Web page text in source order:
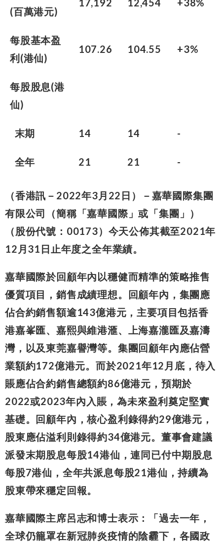
(百萬港元)
17,192 12,454 +38%
每股基本盈
利(港仙)
107.26 104.55 +3%
每股股息(港
仙)
末期 14 14 -
全年 21 21 -
（香港訊－2022年3月22日）－嘉華國際集團
有限公司（簡稱「嘉華國際」或「集團」）
（股份代號：00173）今天公佈其截至2021年
12月31日止年度之全年業績。
嘉華國際於回顧年內以穩健而精準的策略推售
優質項目，銷售成績理想。回顧年內，集團應
佔合約銷售額逾143億港元，主要項目包括香
港嘉峯匯、嘉熙與維港滙、上海嘉瀧匯及嘉濤
灣，以及東莞嘉譽灣等。集團回顧年內應佔營
業額約172億港元。而於2021年12月底，待入
賬應佔合約銷售總額約86億港元，預期於
2022或2023年內入賬，為未來盈利奠定堅實
基礎。回顧年內，核心盈利錄得約29億港元，
股東應佔溢利則錄得約34億港元。董事會建議
派發末期股息每股14港仙，連同已付中期股息
每股7港仙，全年共派息每股21港仙，持續為
股東帶來穩定回報。
嘉華國際主席呂志和博士表示：「過去一年，
全球仍籠罩在新冠肺炎疫情的陰霾下，各國政